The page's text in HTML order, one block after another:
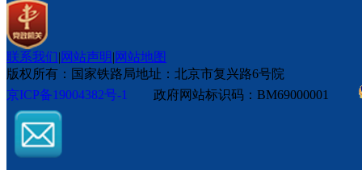
联系我们|网站声明|网站地图
版权所有：国家铁路局地址：北京市复兴路6号院
京ICP备19004382号-1
政府网站标识码：BM69000001